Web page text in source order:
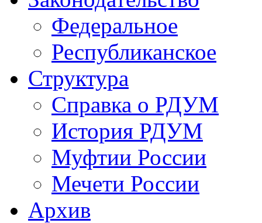
Федеральное
Республиканское
Структура
Справка о РДУМ
История РДУМ
Муфтии России
Мечети России
Архив